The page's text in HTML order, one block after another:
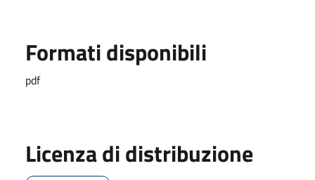
Formati disponibili
pdf
Licenza di distribuzione